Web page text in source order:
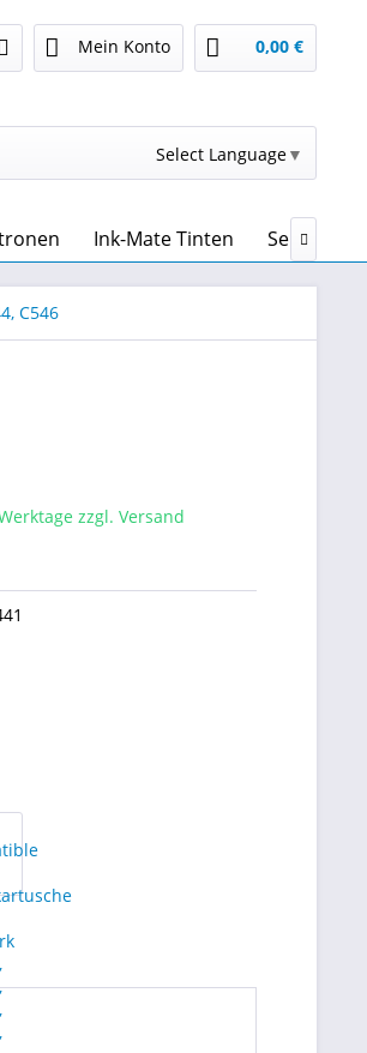
Mein Konto 0,00 €
Select Language▼
Ink-Mate Tinten Sensient

C546
zzgl. Versand